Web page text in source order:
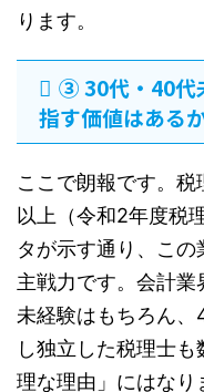
ります。
③ 30代・40代
指す価値はある
ここで朗報です。
以上（令和2年度税
タが示す通り、こ
主戦力です。会計
未経験はもちろん
し独立した税理士
理な理由」にはなり